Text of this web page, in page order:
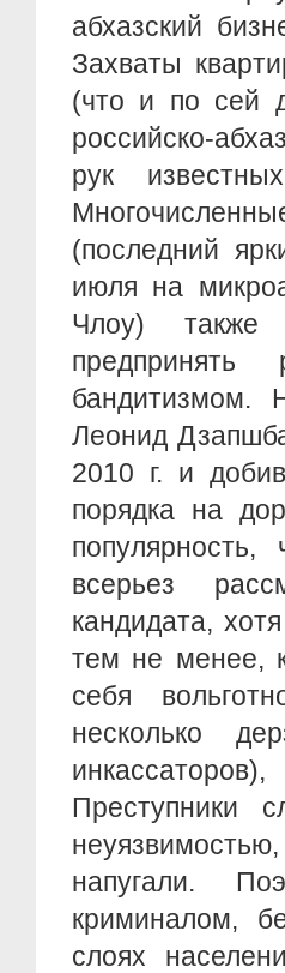
абхазский
Захваты
(что и по сей
российско-
рук
(последний
июля на
Члоу) также
бандитизмом.
Леонид
2010 г. и
порядка на
всерьез
кандидата,
тем не менее,
себя
несколько
Преступники
напугали.
криминалом,
слоях